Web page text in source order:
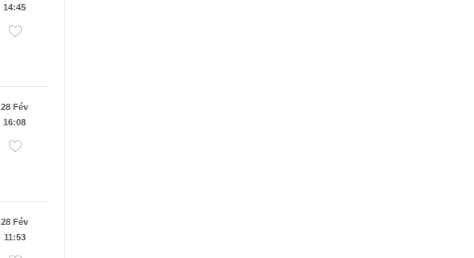
14:45
28 Fév
16:08
28 Fév
11:53